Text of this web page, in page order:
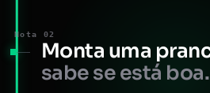
Nota 02
Monta uma
sabe se está boa.